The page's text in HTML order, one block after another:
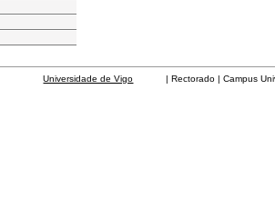
Universidade de Vigo | Rectorado | Campus